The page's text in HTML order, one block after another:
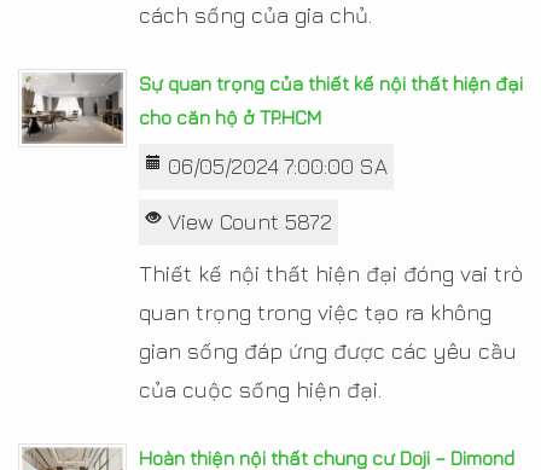
cách sống của gia chủ.
Sự quan trọng của thiết kế nội thất hiện đại
cho căn hộ ở TP.HCM
06/05/2024 7:00:00 SA
View Count 5872
Thiết kế nội thất hiện đại đóng vai trò
quan trọng trong việc tạo ra không
gian sống đáp ứng được các yêu cầu
của cuộc sống hiện đại.
Hoàn thiện nội thất chung cư Doji – Dimond